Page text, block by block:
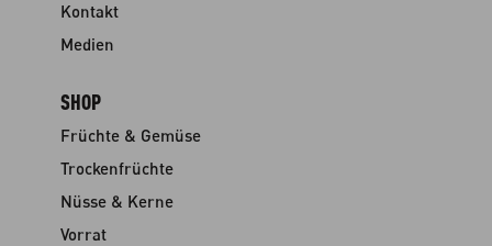
Kontakt
Medien
SHOP
Früchte & Gemüse
Trockenfrüchte
Nüsse & Kerne
Vorrat